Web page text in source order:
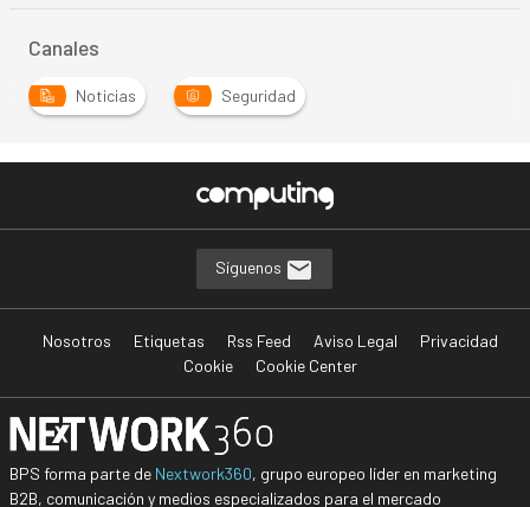
Canales
Noticias Seguridad
Síguenos
Nosotros Etiquetas Rss Feed Aviso Legal
Privacidad
Cookie
Cookie Center
BPS forma parte de Nextwork360, grupo europeo líder en marketing
B2B, comunicación y medios especializados para el mercado